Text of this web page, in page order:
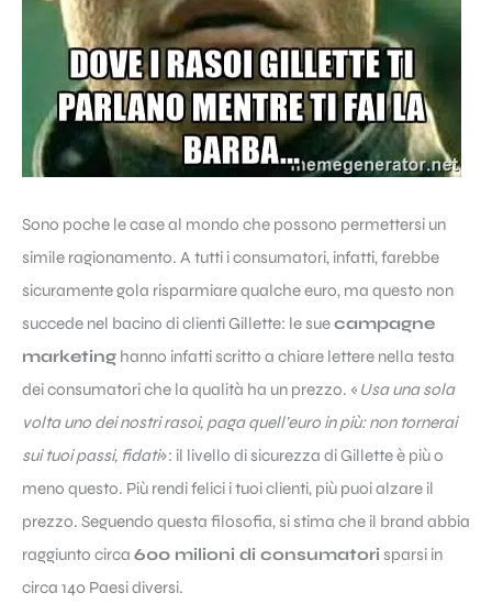
Sono poche le case al mondo che possono permettersi un
simile ragionamento. A tutti i consumatori, infatti, farebbe
sicuramente gola risparmiare qualche euro, ma questo non
succede nel bacino di clienti Gillette: le suecampagne
marketing hanno infatti scritto a chiare lettere nella testa
dei consumatori che la qualità ha un prezzo. « Usa una sola
volta uno dei nostri rasoi, paga quell’euro in più: non tornerai
sui tuoi passi, fidati»: il livello di sicurezza di Gillette è più o
meno questo. Più rendi felici i tuoi clienti, più puoi alzare il
prezzo. Seguendo questa filosofia, si stima che il brand abbia
raggiunto circa 600 milioni di consumatorisparsi in
circa 140 Paesi diversi.